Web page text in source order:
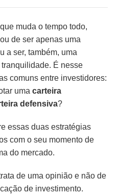
muda o tempo todo,
de ser apenas uma
a ser, também, uma
É nesse
comuns entre investidores:
umacarteira
defensiva?
essas duas estratégias
com o seu momento de
do mercado.
de uma opinião e não de
de investimento.